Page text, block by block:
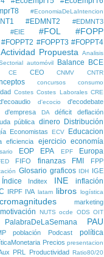
#EconomiaDeLaIntencion
#EDMNT2 #EDMNT3
#EIE #FOL
#FOPP
#FOPPT2 #FOPPT3 #FOPPT4
Actividad Propuesta Analisis
automóvil Balance BCE
CE CEO CNMV CNTR
concursos consumo
Costes Costes Laborales CRE
d'ecocio
d'ecodebate
d'empresa DA déficit deflación
pública dinero Distribución
Economistas ECV Educacion
eficiencia
ejercicio economía
EOP EPA EPF
Europa
FIFO finanzas FMI
FPP
Glosario graficos IDH IGE
Índice Inditex INE inflación
IRPF IVA latam libros logística
marketing
motivación NUTS ocde ODS OIT
PalabraDeLaSemana PAU
población Podcast
política
Precios presentacion
PRL Productividad Ratio80/20